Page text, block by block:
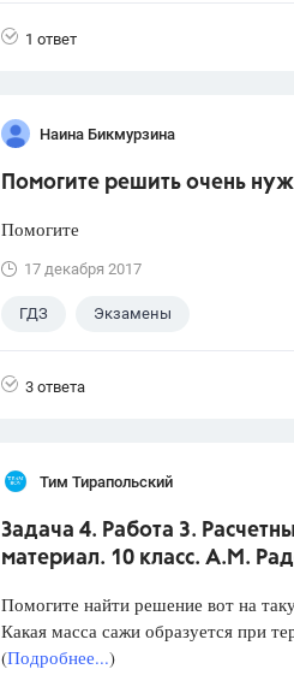
1 ответ
Наина Бикмурзина
Помогите решить очень
Помогите
17 декабря 2017
ГДЗ Экзамены
3 ответа
Тим Тирапольский
Задача 4. Работа 3.
материал. 10 класс. А.М.
Помогите найти решение вот на
Какая масса сажи образуется при
(Подробнее...)